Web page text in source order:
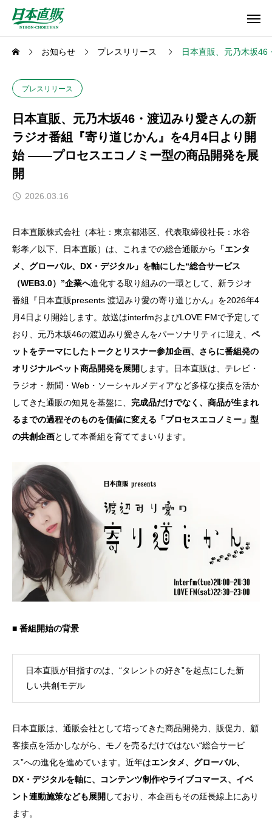
お知らせ プレスリリース 日本直販、元乃木坂
プレスリリース
日本直販、元乃木坂46・渡辺みり愛さんの新
ラジオ番組『寄り道じかん』を4月4日より開
始 ――プロセスエコノミー型の商品開発を展
開
2026.03.16
日本直販株式会社（本社：東京都港区、代表取締役社長：水谷
彰孝／以下、日本直販）は、これまでの総合通販から
「エンタ
メ、グローバル、DX・デジタル」を軸にした“総合サービス
（WEB3.0）”企業へ進化する取り組みの一環として、新ラジオ
番組『日本直販presents 渡辺みり愛の寄り道じかん』を2026年4
月4日より開始します。放送はinterfmおよびLOVE FMで予定して
おり、元乃木坂46の渡辺みり愛さんをパーソナリティに迎え、 ペ
ットをテーマにしたトークとリスナー参加企画、さらに番組発の
オリジナルペット商品開発を展開 します。日本直販は、テレビ・
ラジオ・新聞・Web・ソーシャルメディアなど多様な接点を活か
してきた通販の知見を基盤に、 完成品だけでなく、商品が生まれ
るまでの過程そのものを価値に変える「プロセスエコノミー」型
の共創企画として本番組を育ててまいります。
■ 番組開始の背景
日本直販が目指すのは、“タレントの好き”を起点にした新
しい共創モデル
日本直販は、通販会社として培ってきた商品開発力、販促力、顧
客接点を活かしながら、モノを売るだけではない“総合サービ
ス”への進化を進めています。近年はエンタメ、グローバル、
DX・デジタルを軸に、コンテンツ制作やライブコマース、イベ
ント連動施策なども展開 しており、本企画もその延長線上にあり
ます。